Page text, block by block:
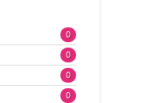
0
0
0
0